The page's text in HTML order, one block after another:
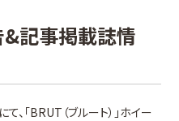
記事掲載誌情
「BRUT（ブルート）」ホイー